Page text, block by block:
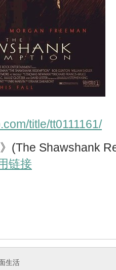
title/tt0111161/
》(The Shawshank
链接
生活